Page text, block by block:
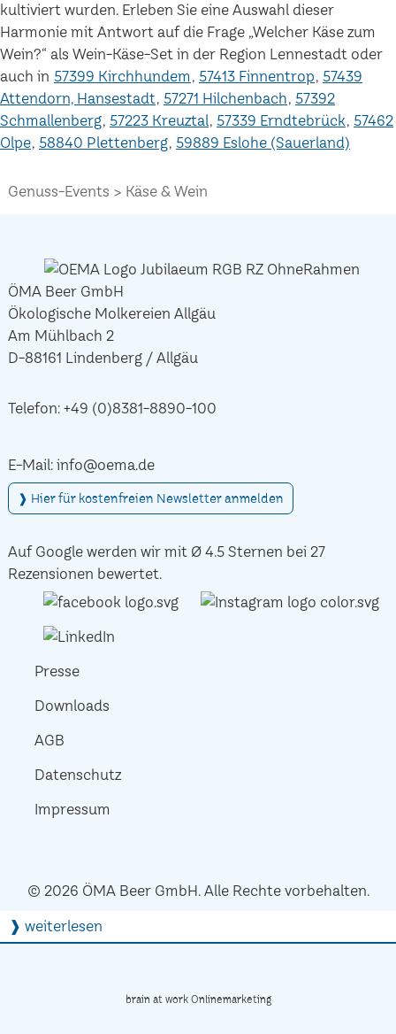
kultiviert wurden. Erleben Sie eine Auswahl dieser
Harmonie mit Antwort auf die Frage „Welcher Käse zum
Wein?“ als Wein-Käse-Set in der Region Lennestadt oder
auch in 57399 Kirchhundem 57413 Finnentrop 57439
Attendorn, Hansestadt 57271 Hilchenbach 57392
Schmallenberg 57223 Kreuztal 57339 Erndtebrück 57462
Olpe 58840 Plettenberg 59889 Eslohe (Sauerland)
Genuss-Events Käse & Wein
ÖMA Beer GmbH
Ökologische Molkereien Allgäu
Am Mühlbach 2
D-88161 Lindenberg / Allgäu
Telefon: +49 (0)8381-8890-100
E-Mail: info@oema.de
❱ Hier für kostenfreien Newsletter anmelden
Auf Google werden wir mit Ø 4.5 Sternen bei 27
Rezensionen bewertet.
Presse
Downloads
AGB
Datenschutz
Impressum
© 2026 ÖMA Beer GmbH. Alle Rechte vorbehalten.
❱ weiterlesen
brain at work Onlinemarketing